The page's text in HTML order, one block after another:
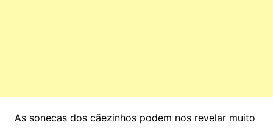
As sonecas dos cãezinhos podem nos revelar muito